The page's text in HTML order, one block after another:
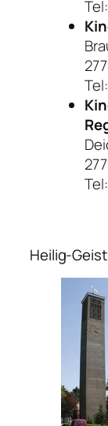
Heilig-